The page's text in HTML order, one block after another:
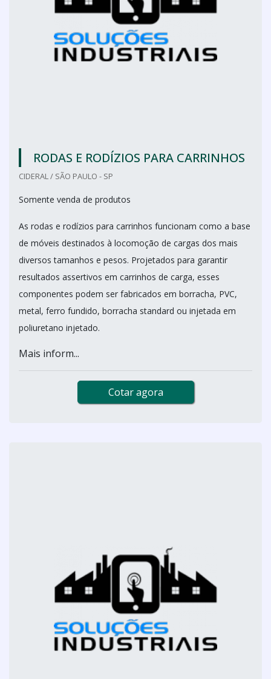
RODAS E RODÍZIOS PARA CARRINHOS
CIDERAL / SÃO PAULO - SP
Somente venda de produtos
As rodas e rodízios para carrinhos funcionam como a base
de móveis destinados à locomoção de cargas dos mais
diversos tamanhos e pesos. Projetados para garantir
resultados assertivos em carrinhos de carga, esses
componentes podem ser fabricados em borracha, PVC,
metal, ferro fundido, borracha standard ou injetada em
poliuretano injetado.
Mais inform...
Cotar agora